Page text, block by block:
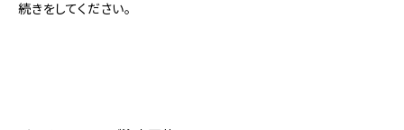
続きをしてください。